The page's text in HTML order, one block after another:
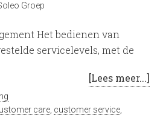
Groep
Het bedienen van
servicelevels, met de
[Lees meer...]
care customer service